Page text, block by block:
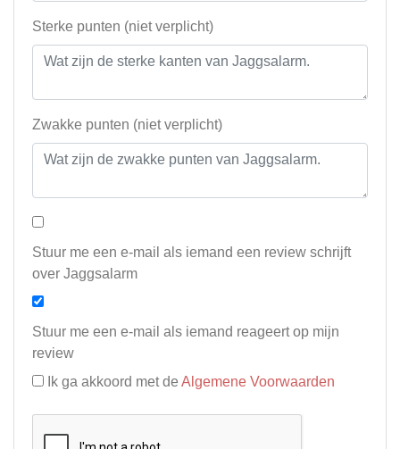
Sterke punten (niet verplicht)
Zwakke punten (niet verplicht)
Stuur me een e-mail als iemand een review schrijft
over Jaggsalarm
Stuur me een e-mail als iemand reageert op mijn
review
Ik ga akkoord met de Algemene Voorwaarden